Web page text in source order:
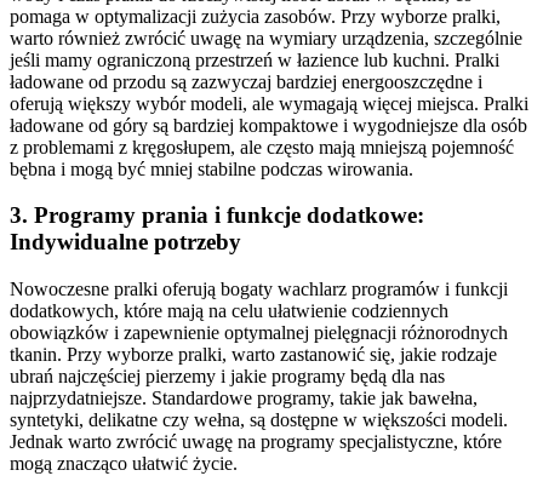
pomaga w optymalizacji zużycia zasobów. Przy wyborze pralki,
warto również zwrócić uwagę na wymiary urządzenia, szczególnie
jeśli mamy ograniczoną przestrzeń w łazience lub kuchni. Pralki
ładowane od przodu są zazwyczaj bardziej energooszczędne i
oferują większy wybór modeli, ale wymagają więcej miejsca. Pralki
ładowane od góry są bardziej kompaktowe i wygodniejsze dla osób
z problemami z kręgosłupem, ale często mają mniejszą pojemność
bębna i mogą być mniej stabilne podczas wirowania.
3. Programy prania i funkcje dodatkowe:
Indywidualne potrzeby
Nowoczesne pralki oferują bogaty wachlarz programów i funkcji
dodatkowych, które mają na celu ułatwienie codziennych
obowiązków i zapewnienie optymalnej pielęgnacji różnorodnych
tkanin. Przy wyborze pralki, warto zastanowić się, jakie rodzaje
ubrań najczęściej pierzemy i jakie programy będą dla nas
najprzydatniejsze. Standardowe programy, takie jak bawełna,
syntetyki, delikatne czy wełna, są dostępne w większości modeli.
Jednak warto zwrócić uwagę na programy specjalistyczne, które
mogą znacząco ułatwić życie.